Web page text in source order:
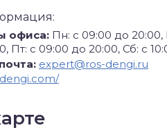
офиса: Пн: с 09:00 до 20:00,
Пт: с 09:00 до 20:00, Сб: с
expert@ros-dengi.ru